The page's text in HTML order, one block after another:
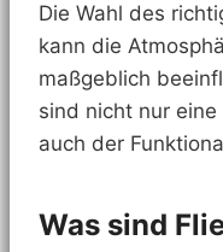
Die Wahl des
kann die
maßgeblich
sind nicht nur
auch der
Was sind